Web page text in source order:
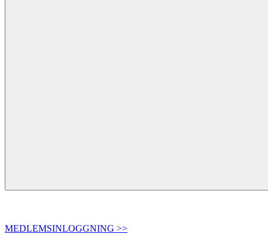
MEDLEMSINLOGGNING >>